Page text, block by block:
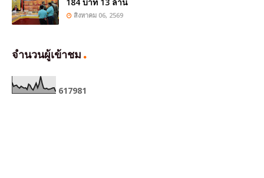
สิงหาคม 06, 2569
จำนวนผู้เข้าชม
617981